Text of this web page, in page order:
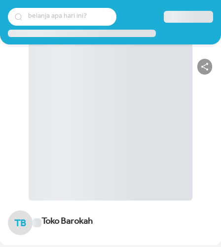
belanja apa hari ini?
TB Toko Barokah